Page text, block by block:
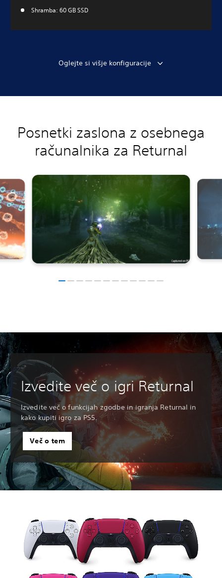
Shramba: 60 GB SSD
Oglejte si višje konfiguracije
Posnetki zaslona z osebnega
računalnika za Returnal
Izvedite več o igri Returnal
Izvedite več o funkcijah zgodbe in igranja Returnal in
kako kupiti igro za PS5.
Več o tem